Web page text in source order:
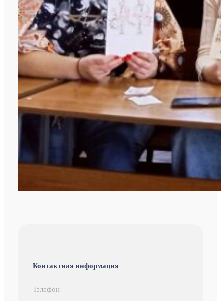
Контактная информация
Телефон